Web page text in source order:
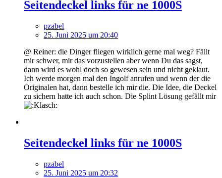
Seitendeckel links für ne 1000S
pzabel
25. Juni 2025 um 20:40
@ Reiner: die Dinger fliegen wirklich gerne mal weg? Fällt
mir schwer, mir das vorzustellen aber wenn Du das sagst,
dann wird es wohl doch so gewesen sein und nicht geklaut.
Ich werde morgen mal den Ingolf anrufen und wenn der die
Originalen hat, dann bestelle ich mir die. Die Idee, die Deckel
zu sichern hatte ich auch schon. Die Splint Lösung gefällt mir
Seitendeckel links für ne 1000S
pzabel
25. Juni 2025 um 20:32